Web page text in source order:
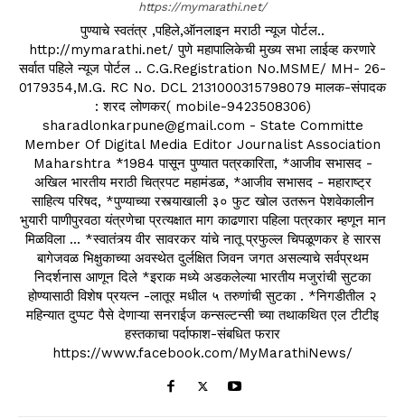
https://mymarathi.net/
पुण्याचे स्वतंत्र ,पहिले,ऑनलाइन मराठी न्यूज पोर्टल..
http://mymarathi.net/ पुणे महापालिकेची मुख्य सभा लाईव्ह करणारे
सर्वात पहिले न्यूज पोर्टल .. C.G.Registration No.MSME/ MH- 26-
0179354,M.G. RC No. DCL 2131000315798079 मालक-संपादक
: शरद लोणकर( mobile-9423508306)
sharadlonkarpune@gmail.com - State Committe
Member Of Digital Media Editor Journalist Association
Maharshtra *1984 पासून पुण्यात पत्रकारिता, *आजीव सभासद -
अखिल भारतीय मराठी चित्रपट महामंडळ, *आजीव सभासद - महाराष्ट्र
साहित्य परिषद, *पुण्याच्या रस्त्याखाली ३० फुट खोल उतरून पेशवेकालीन
भुयारी पाणीपुरवठा यंत्रणेचा प्रत्यक्षात माग काढणारा पहिला पत्रकार म्हणून मान
मिळविला ... *स्वातंत्र्य वीर सावरकर यांचे नातू प्रफुल्ल चिपळूणकर हे सारस
बागेजवळ भिक्षुकाच्या अवस्थेत दुर्लक्षित जिवन जगत असल्याचे सर्वप्रथम
निदर्शनास आणून दिले *इराक मध्ये अडकलेल्या भारतीय मजुरांची सुटका
होण्यासाठी विशेष प्रयत्न -लातूर मधील ५ तरुणांची सुटका . *निगडीतील २
महिन्यात दुप्पट पैसे देणाऱ्या सनराईज कन्सल्टन्सी च्या तथाकथित एल टीटीइ
हस्तकाचा पर्दाफाश-संबधित फरार
https://www.facebook.com/MyMarathiNews/